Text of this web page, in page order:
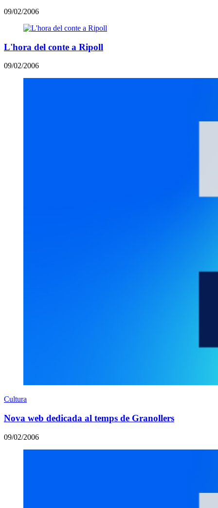
09/02/2006
L'hora del conte a Ripoll
09/02/2006
Cultura
Nova web dedicada al temps de Granollers
09/02/2006